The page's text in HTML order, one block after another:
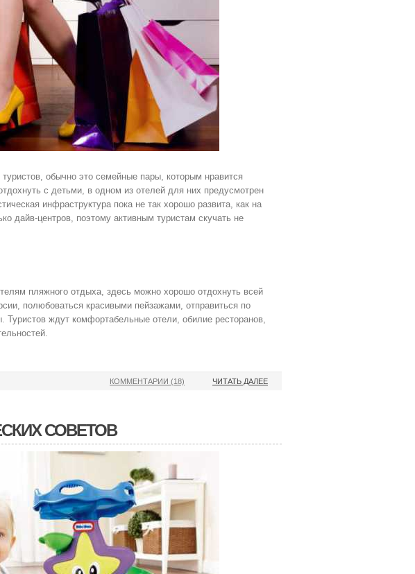
обычно это семейные пары, которым нравится
с детьми, в одном из отелей для них предусмотрен
инфраструктура пока не так хорошо развита, как на
дайв-центров, поэтому активным туристам скучать не
пляжного отдыха, здесь можно хорошо отдохнуть всей
полюбоваться красивыми пейзажами, отправиться по
Туристов ждут комфортабельные отели, обилие ресторанов,
ЧИТАТЬ ДАЛЕЕ
КОММЕНТАРИИ (18)
СОВЕТОВ